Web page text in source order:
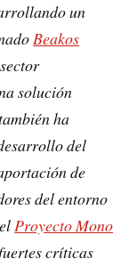
un
Beakos
solución
ha
del
de
del entorno
Proyecto Mono
críticas